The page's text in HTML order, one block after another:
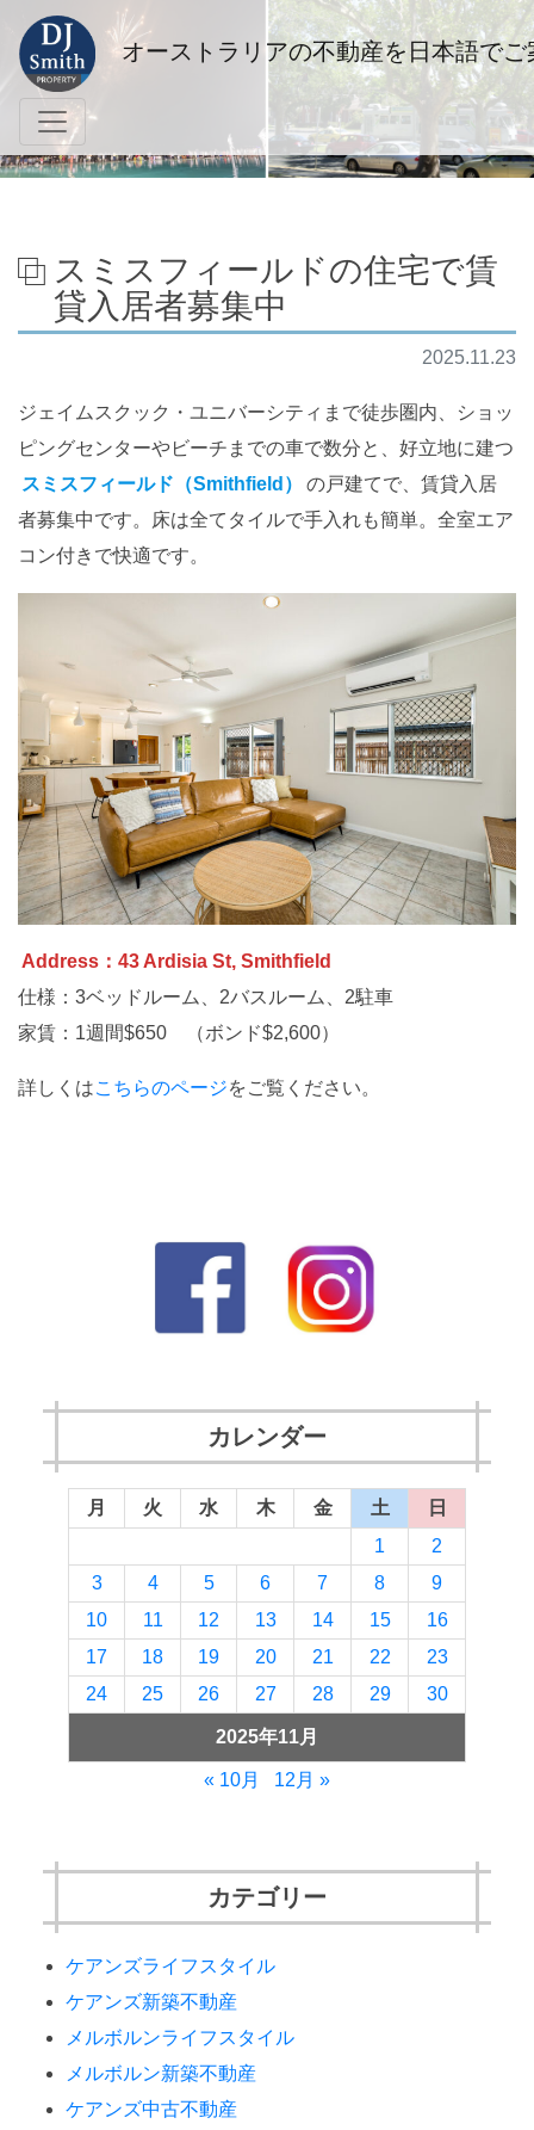
オーストラリアの不動産を日本語でご
スミスフィールドの住宅で賃
貸入居者募集中
2025.11.23
ジェイムスクック・ユニバーシティまで徒歩圏内、ショッ
ピングセンターやビーチまでの車で数分と、好立地に建つ
スミスフィールド（Smithfield）
の戸建てで、賃貸入居
者募集中です。床は全てタイルで手入れも簡単。全室エア
コン付きで快適です。
Address：43 Ardisia St, Smithfield
仕様：3ベッドルーム、2バスルーム、2駐車
家賃：1週間$650 （ボンド$2,600）
詳しくはこちらのページをご覧ください。
カレンダー
2025年11月
月 火 水 木 金 土
日
1
2
3
4 5 6 7 8
9
10
11 12 13 14 15
16
17
18 19 20 21 22
23
24
25 26 27 28 29 30
« 10月 12月 »
カテゴリー
ケアンズライフスタイル
ケアンズ新築不動産
メルボルンライフスタイル
メルボルン新築不動産
ケアンズ中古不動産